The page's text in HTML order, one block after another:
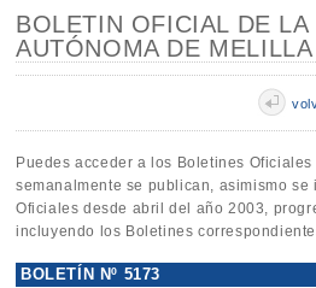
BOLETIN OFICIAL DE LA
AUTÓNOMA DE MELILLA
Puedes acceder a los Boletines
semanalmente se publican, asimismo
Oficiales desde abril del año 2003,
incluyendo los Boletines
BOLETÍN Nº 5173